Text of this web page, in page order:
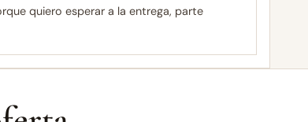
quiero esperar a la entrega, parte